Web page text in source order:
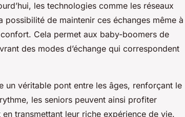
les technologies comme les réseaux
de maintenir ces échanges même à
Cela permet aux baby-boomers de
des modes d’échange qui correspondent
un véritable pont entre les âges, renforçant le
les seniors peuvent ainsi profiter
transmettant leur riche expérience de vie.